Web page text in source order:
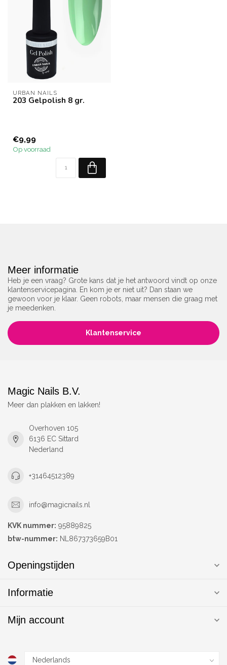
URBAN NAILS
203 Gelpolish 8 gr.
€9,99
Op voorraad
Meer informatie
Heb je een vraag? Grote kans dat je het antwoord vindt op onze
klantenservicepagina. En kom je er niet uit? Dan staan we
gewoon voor je klaar. Geen robots, maar mensen die graag met
je meedenken.
Klantenservice
Magic Nails B.V.
Meer dan plakken en lakken!
Overhoven 105
6136 EC Sittard
Nederland
+31464512389
info@magicnails.nl
KVK nummer: 95889825
btw-nummer: NL867373659B01
Openingstijden
Informatie
Mijn account